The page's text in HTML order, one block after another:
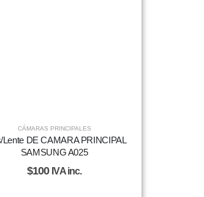
CÁMARAS PRINCIPALES
Lente DE CAMARA PRINCIPAL
SAMSUNG A025
$100 IVA inc.